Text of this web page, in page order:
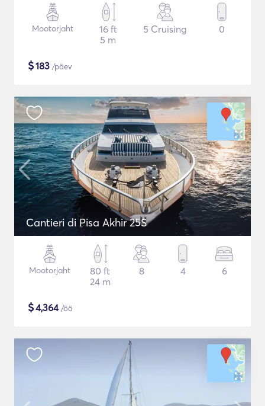
Mootorjaht
16 ft
5 m
5 Cruising 0
$183 /päev
Cantieri di Pisa Akhir 25S
Mootorjaht
80 ft
24 m
8 4 6
$4,364/öö